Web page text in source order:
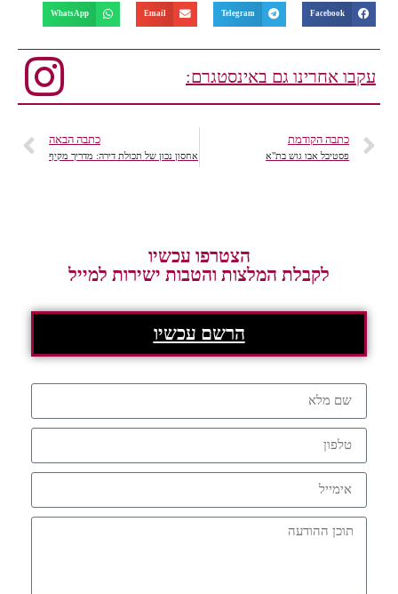
Facebook
Telegram
Email
WhatsApp
עקבו אחרינו גם באינסטגרם:
כתבה הקודמת
פסטיבל אבו גוש בת"א
כתבה הבאה
אחסון נכון של תכולת דירה: מדריך מקיף
הצטרפו עכשיו
לקבלת המלצות והטבות ישירות למייל
הרשם עכשיו